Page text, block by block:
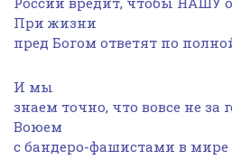
При жизни
пред Богом ответят по
И мы
знаем точно, что вовсе не за
Воюем
с бандеро-фашистами в мире